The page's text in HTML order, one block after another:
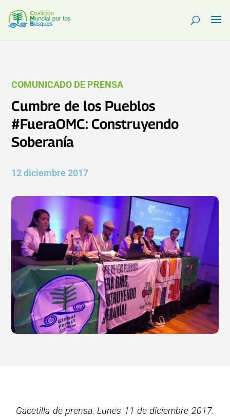
COMUNICADO DE PRENSA
Cumbre de los Pueblos
#FueraOMC: Construyendo
Soberanía
12 diciembre 2017
Gacetilla de prensa. Lunes 11 de diciembre 2017.